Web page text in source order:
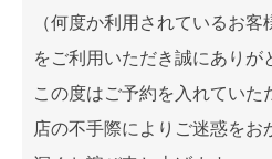
（何度か利用されているお
をご利用いただき誠にありが
この度はご予約を入れていた
店の不手際によりご迷惑をお